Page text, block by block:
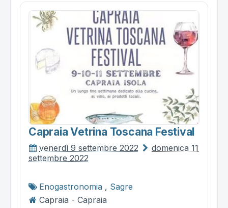
Capraia Vetrina Toscana Festival
venerdì 9 settembre 2022
domenica 11
settembre 2022
Enogastronomia , Sagre
Capraia - Capraia